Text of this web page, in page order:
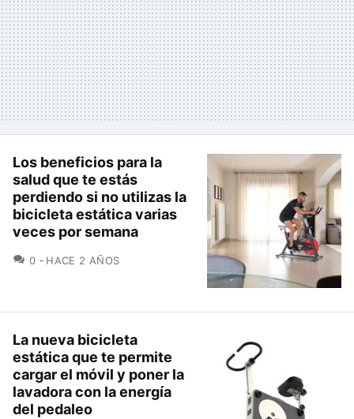
Los beneficios para la
salud que te estás
perdiendo si no utilizas la
bicicleta estática varias
veces por semana
0 COMENTARIOS
HACE 2 AÑOS
La nueva bicicleta
estática que te permite
cargar el móvil y poner la
lavadora con la energía
del pedaleo